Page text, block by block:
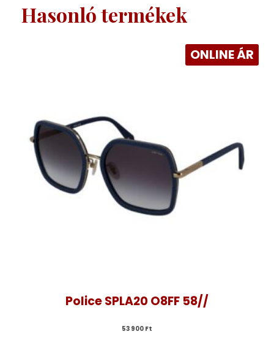
Hasonló termékek
ONLINE ÁR
Police SPLA20 O8FF 58//
53 900 Ft